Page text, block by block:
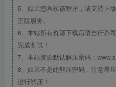
5、如果您喜欢该程序，请支持正
正版服务。
6、本站所有资源下载后请自行杀
完成测试！
7、本站资源默认解压密码：
8、如果不是此解压密码，注意看
进行解压！